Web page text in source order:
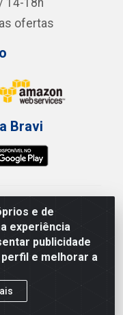
e de
experiência
publicidade
e melhorar a
14-18h
ofertas
Bravi
EIRELI -
06
- Galpão 000A -
51.150-010